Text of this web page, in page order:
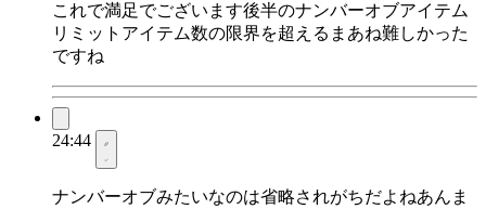
これで満足でございます後半のナンバーオブアイテム
リミットアイテム数の限界を超えるまあね難しかった
ですね
24:44
ナンバーオブみたいなのは省略されがちだよねあんま